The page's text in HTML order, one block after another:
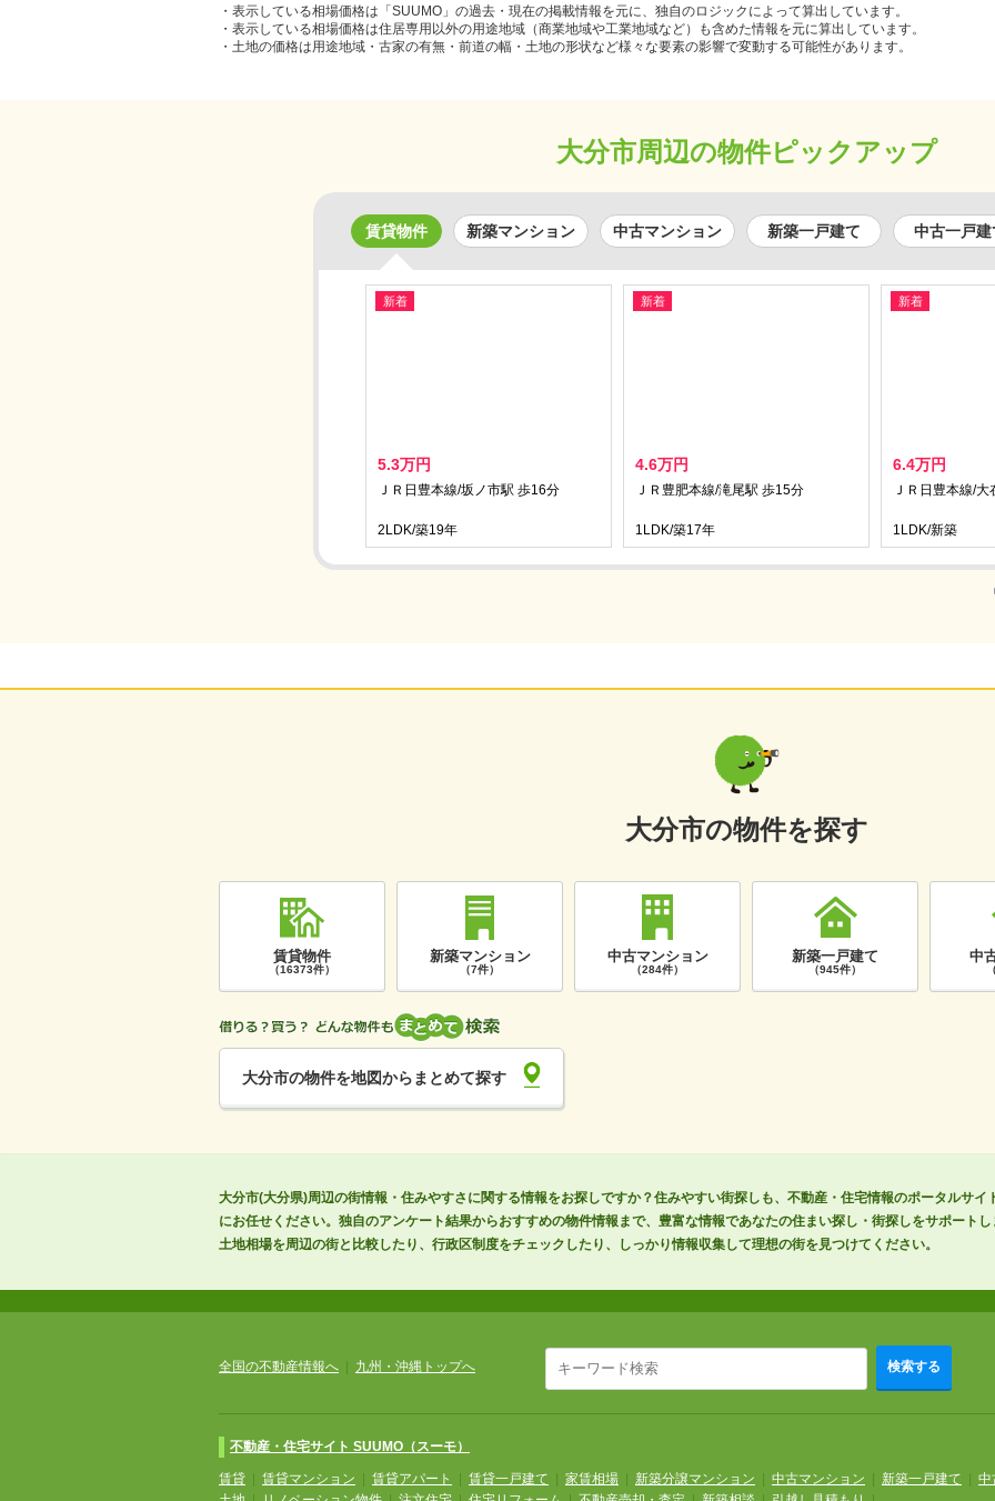
・表示している相場価格は「SUUMO」の過去・現在の掲載情報を元に、独自のロジックによって算出しています。
・表示している相場価格は住居専用以外の用途地域（商業地域や工業地域など）も含めた情報を元に算出しています。
・土地の価格は用途地域・古家の有無・前道の幅・土地の形状など様々な要素の影響で変動する可能性があります。
大分市周辺の物件ピックアップ
賃貸物件 新築マンション 中古マンション 新築一戸建て 中古一戸建
新着
5.3万円
ＪＲ日豊本線/坂ノ市駅 歩16分
2LDK/築19年
新着
4.6万円
ＪＲ豊肥本線/滝尾駅 歩15分
1LDK/築17年
新着
6.4万円
ＪＲ日豊本線/
1LDK/新築
大分市の物件を探す
賃貸物件
（16373件）
新築マンション
（7件）
中古マンション
（284件）
新築一戸建て
（945件）
中
大分市の物件を地図からまとめて探す
大分市(大分県)周辺の街情報・住みやすさに関する情報をお探しですか？住みやすい街探しも、不動産・住宅情報のポータルサイ
にお任せください。独自のアンケート結果からおすすめの物件情報まで、豊富な情報であなたの住まい探し・街探しをサポート
土地相場を周辺の街と比較したり、行政区制度をチェックしたり、しっかり情報収集して理想の街を見つけてください。
全国の不動産情報へ 九州・沖縄トップへ 検索する
不動産・住宅サイト SUUMO（スーモ）
賃貸 賃貸マンション 賃貸アパート 賃貸一戸建て 家賃相場 新築分譲マンション 中古マンション 新築一戸建て 中